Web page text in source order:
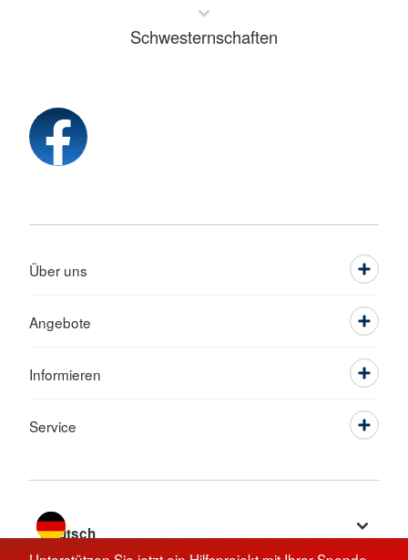
Schwesternschaften
Über uns
Angebote
Informieren
Service
Sprache wechseln zu